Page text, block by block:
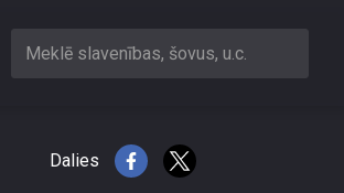
Meklē slavenības, šovus, u.c.
Dalies